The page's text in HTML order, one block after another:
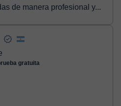
de manera profesional y...
gratuita